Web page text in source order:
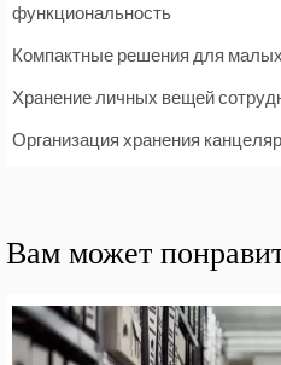
функциональность
Компактные решения для
Хранение личных вещей
Организация хранения
Вам может